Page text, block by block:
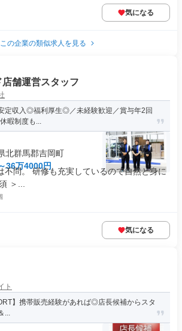
気になる
この企業の類似求人を見る
舗運営スタッフ
定収入◎福利厚生◎／未経験歓迎／賞与年2回
暇制度も...
北群馬郡吉岡町
36万4000円
問。 研修も充実しているので自然と身に
＞...
気になる
ト
】携帯販売経験があれば◎店長候補からスタ
...